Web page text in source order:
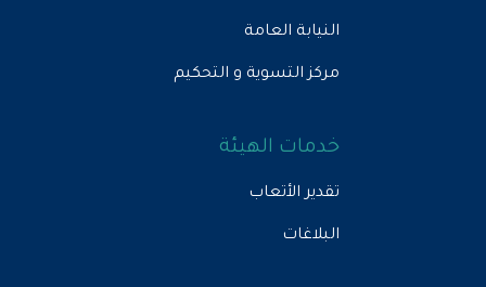
النيابة العامة
مركز التسوية و التحكيم
خدمات الهيئة
تقدير الأتعاب
البلاغات